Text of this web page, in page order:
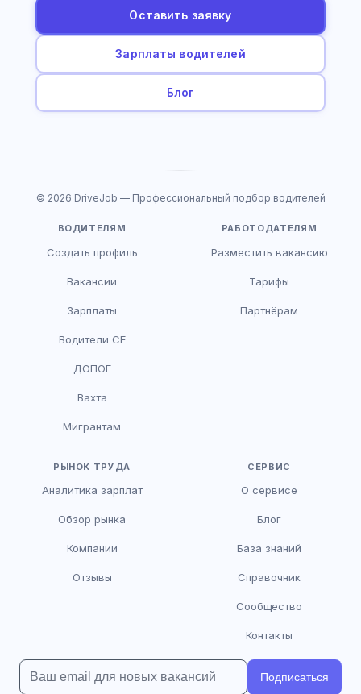
Оставить заявку
Зарплаты водителей
Блог
© 2026 DriveJob — Профессиональный подбор водителей
ВОДИТЕЛЯМ
Создать профиль
Вакансии
Зарплаты
Водители CE
ДОПОГ
Вахта
Мигрантам
РАБОТОДАТЕЛЯМ
Разместить вакансию
Тарифы
Партнёрам
РЫНОК ТРУДА
Аналитика зарплат
Обзор рынка
Компании
Отзывы
СЕРВИС
О сервисе
Блог
База знаний
Справочник
Сообщество
Контакты
Подписаться
HR-консультант
Здравствуйте! Я AI-консультант DriveJob.
помочь?